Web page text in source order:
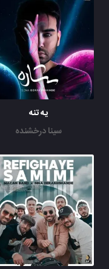
یه تنه
سینا درخشنده